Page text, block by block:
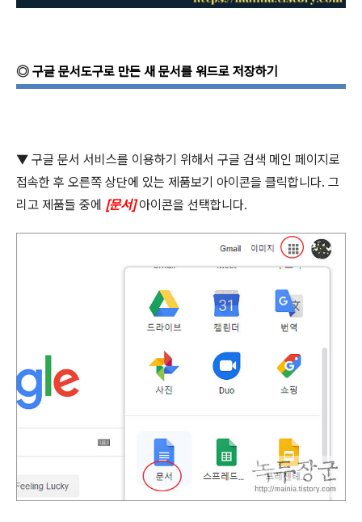
◎ 구글 문서도구로 만든 새 문서를 워드로 저장하기
▼ 구글 문서 서비스를 이용하기 위해서 구글 검색 메인 페이지로
접속한 후 오른쪽 상단에 있는 제품보기 아이콘을 클릭합니다. 그
리고 제품들 중에 [문서] 아이콘을 선택합니다.